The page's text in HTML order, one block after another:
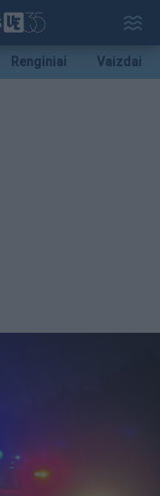
Renginiai Vaizdai